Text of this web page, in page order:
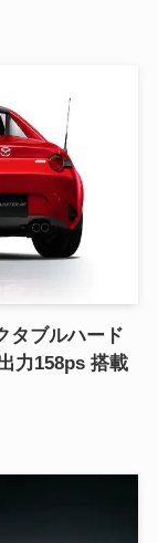
タブルハード
力158ps 搭載